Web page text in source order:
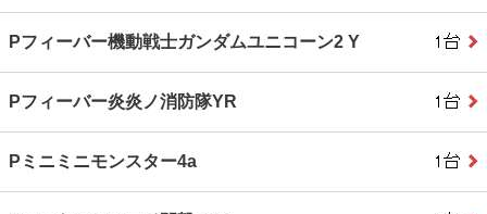
Pフィーバー機動戦士ガンダムユニコーン2 Y
Pフィーバー炎炎ノ消防隊YR
Pミニミニモンスター4a